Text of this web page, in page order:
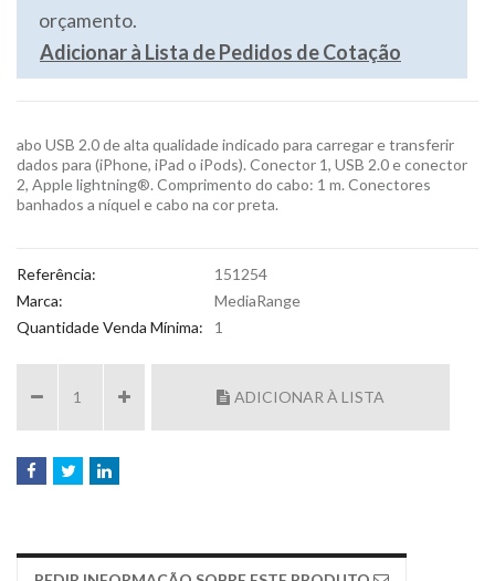
orçamento.
Adicionar à Lista de Pedidos de Cotação
abo USB 2.0 de alta qualidade indicado para carregar e transferir
dados para (iPhone, iPad o iPods). Conector 1, USB 2.0 e conector
2, Apple lightning®. Comprimento do cabo: 1 m. Conectores
banhados a níquel e cabo na cor preta.
Referência:
151254
Marca:
MediaRange
Quantidade Venda Mínima:
1
ADICIONAR À LISTA